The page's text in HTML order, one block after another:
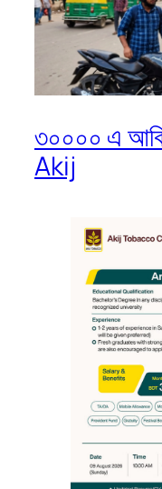
৩০০০০ এ
Akij